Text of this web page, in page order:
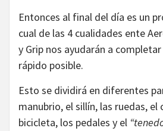
Entonces al final del día es un
cual de las 4 cualidades ente
y Grip nos ayudarán a
rápido posible.
Esto se dividirá en diferentes
manubrio, el sillín, las ruedas, el
bicicleta, los pedales y el